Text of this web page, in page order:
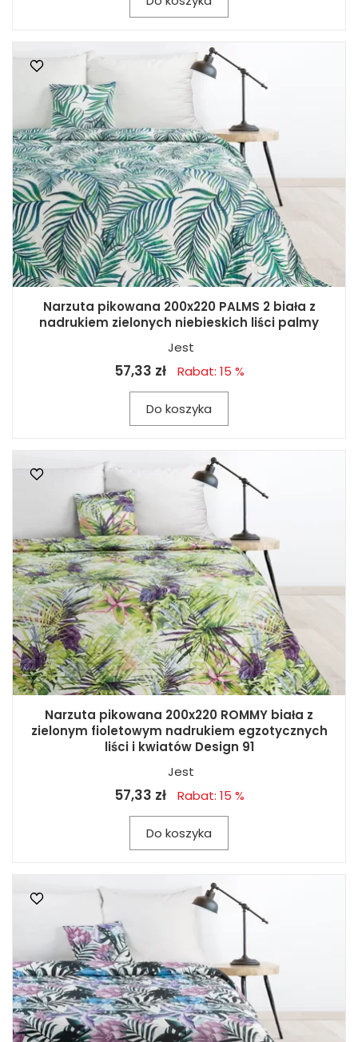
Narzuta pikowana 200x220 PALMS 2 biała z
nadrukiem zielonych niebieskich liści palmy
Jest
57,33 zł Rabat: 15 %
Do koszyka
Narzuta pikowana 200x220 ROMMY biała z
zielonym fioletowym nadrukiem egzotycznych
liści i kwiatów Design 91
Jest
57,33 zł Rabat: 15 %
Do koszyka